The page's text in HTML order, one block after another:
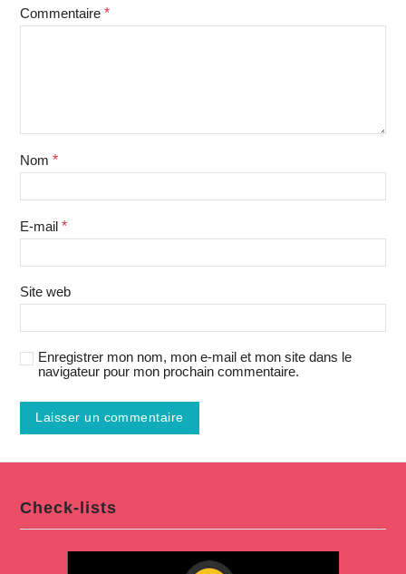
Commentaire *
Nom *
E-mail *
Site web
Enregistrer mon nom, mon e-mail et mon site dans le
navigateur pour mon prochain commentaire.
Check-lists